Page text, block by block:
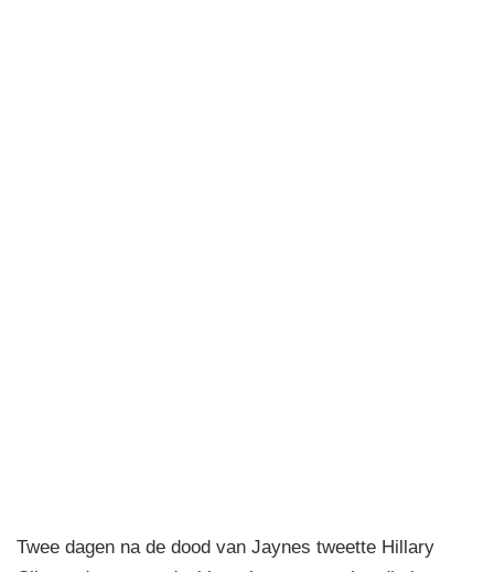
Twee dagen na de dood van Jaynes tweette Hillary